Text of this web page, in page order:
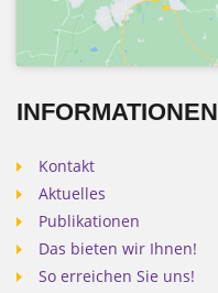
INFORMATIONEN
Kontakt
Aktuelles
Publikationen
Das bieten wir Ihnen!
So erreichen Sie uns!